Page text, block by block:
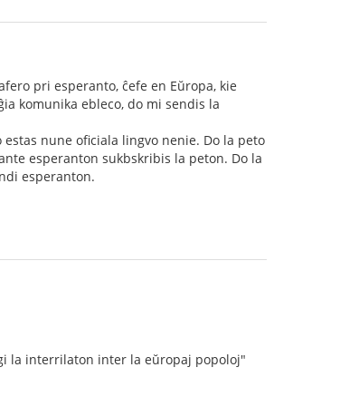
pri esperanto, ĉefe en Eŭropa, kie
komunika ebleco, do mi sendis la
nune oficiala lingvo nenie. Do la peto
esperanton sukbskribis la peton. Do la
esperanton.
la interrilaton inter la eŭropaj popoloj"